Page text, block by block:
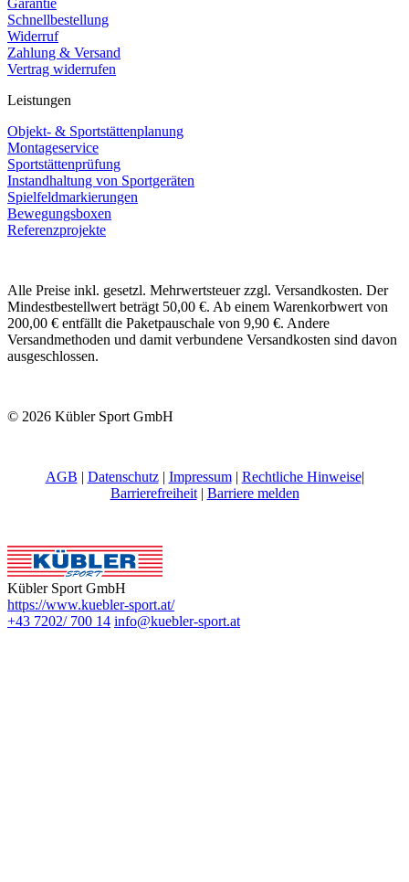
Garantie
Schnellbestellung
Widerruf
Zahlung & Versand
Vertrag widerrufen
Leistungen
Objekt- & Sportstättenplanung
Montageservice
Sportstättenprüfung
Instandhaltung von Sportgeräten
Spielfeldmarkierungen
Bewegungsboxen
Referenzprojekte
Alle Preise inkl. gesetzl. Mehrwertsteuer zzgl. Versandkosten. Der
Mindestbestellwert beträgt 50,00 €. Ab einem Warenkorbwert von
200,00 € entfällt die Paketpauschale von 9,90 €. Andere
Versandmethoden und damit verbundene Versandkosten sind davon
ausgeschlossen.
© 2026 Kübler Sport GmbH
AGB | Datenschutz| Impressum| Rechtliche Hinweise|
Barrierefreiheit| Barriere melden
Kübler Sport GmbH
https://www.kuebler-sport.at/
+43 7202/ 700 14 info@kuebler-sport.at